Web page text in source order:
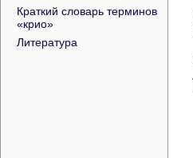
Краткий словарь терминов
«крио»
Литература